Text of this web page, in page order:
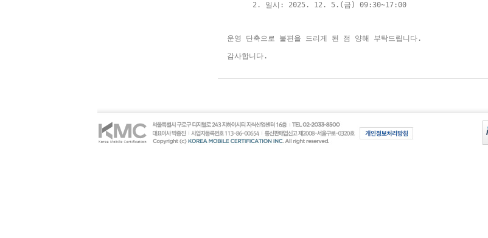
2. 일시: 2025. 12. 5.(금) 09:30~17:00
운영 단축으로 불편을 드리게 된 점 양해 부탁드립니다.
감사합니다.